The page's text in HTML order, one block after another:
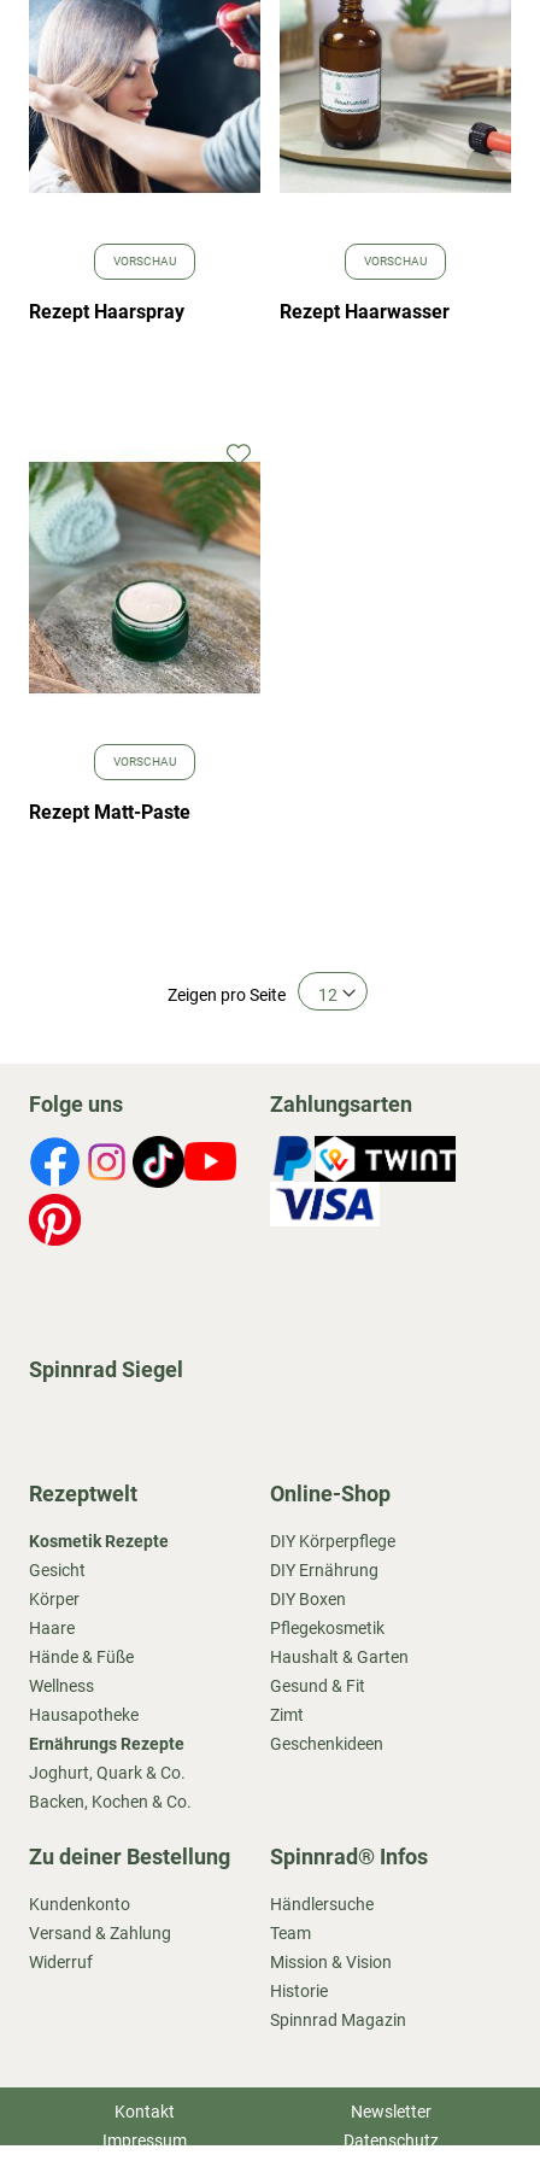
VORSCHAU
Rezept Haarspray
hinzufügen
VORSCHAU
Rezept Haarwasser
VORSCHAU
Rezept Matt-Paste
Zur
Wunschliste
hinzufügen
Zeigen pro Seite
Folge uns Zahlungsarten
Spinnrad Siegel
Rezeptwelt
Kosmetik Rezepte
Gesicht
Körper
Haare
Hände & Füße
Wellness
Hausapotheke
Ernährungs Rezepte
Joghurt, Quark & Co.
Backen, Kochen & Co.
Online-Shop
DIY Körperpflege
DIY Ernährung
DIY Boxen
Pflegekosmetik
Haushalt & Garten
Gesund & Fit
Zimt
Geschenkideen
Zu deiner Bestellung
Kundenkonto
Versand & Zahlung
Widerruf
Spinnrad® Infos
Händlersuche
Team
Mission & Vision
Historie
Spinnrad Magazin
Kontakt
Newsletter
Impressum
Datenschutz